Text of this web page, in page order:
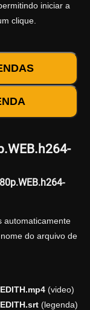
iniciar a
clique.
automaticamente
do arquivo de
(video)
(legenda)